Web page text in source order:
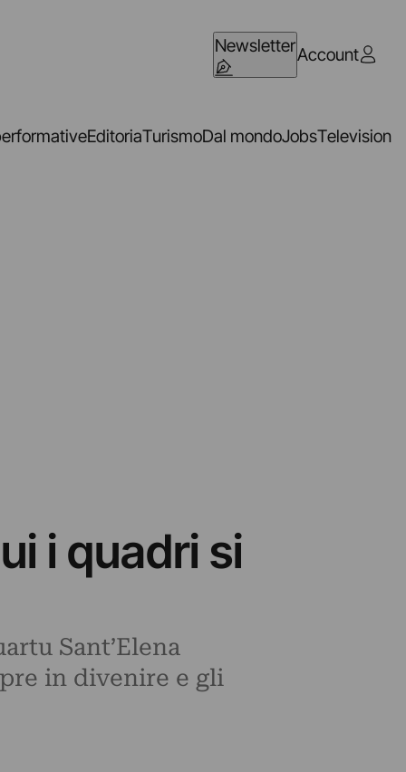
NewsletterAccount
EditoriaTurismoDal mondoJobsTelevision
i quadri si
Sant’Elena
in divenire e gli